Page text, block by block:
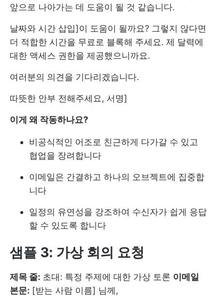
앞으로 나아가는 데 도움이 될 것 같습니다.
날짜와 시간 삽입]이 도움이 될까요? 그렇지 않다면
더 적합한 시간을 무료로 블록해 주세요. 제 달력에
대한 액세스 권한을 제공했으니까요.
여러분의 의견을 기다리겠습니다.
따뜻한 안부 전해주세요, 서명]
이게 왜 작동하나요?
비공식적인 어조로 친근하게 다가갈 수 있고
협업을 장려합니다
이메일은 간결하고 하나의 오브젝트에 집중합
니다
일정의 유연성을 강조하여 수신자가 쉽게 응답
할 수 있도록 합니다
샘플 3: 가상 회의 요청
제목 줄: 초대: 특정 주제에 대한 가상 토론 이메일
본문: [받는 사람 이름] 님께,